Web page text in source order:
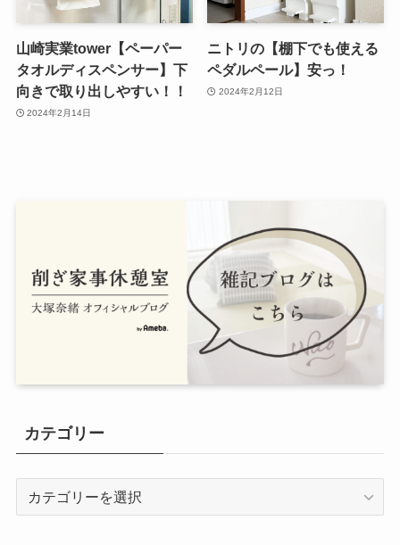
山崎実業tower【ペーパー
タオルディスペンサー】下
向きで取り出しやすい！！
2024年2月14日
ニトリの【棚下でも使える
ペダルペール】安っ！
2024年2月12日
カテゴリー